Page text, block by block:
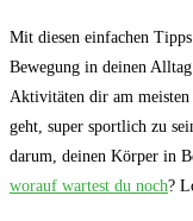
Mit diesen einfachen
Bewegung in deinen
Aktivitäten ​dir am meisten
geht, super sportlich zu
darum, deinen ‌Körper in
worauf ⁤wartest du noch?